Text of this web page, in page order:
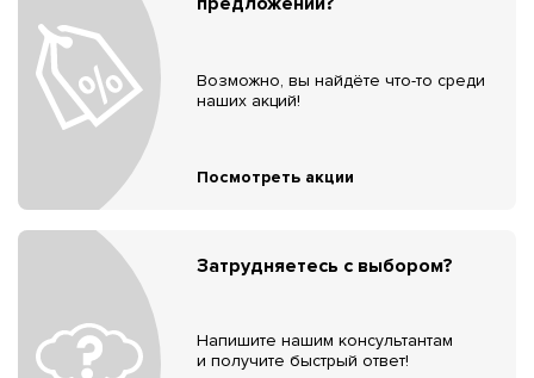
Возможно, вы найдёте что-то среди
наших акций!
Посмотреть акции
Затрудняетесь с выбором?
Напишите нашим консультантам
и получите быстрый ответ!